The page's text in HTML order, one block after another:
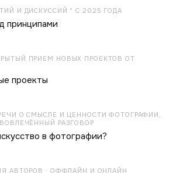
И ДИСКУССИЙ * С 2025 ГОДА
принципами
ПРИЕМ НОВЫХ ПРОЕКТОВ ОТ
проекты
О СМЫСЛЕ И ЦЕННОСТИ ФОТОГРАФИИ,
РАЗГОВОР
в фотографии?
АВТОРОВ · ОФФЛАЙН И ОНЛАЙН